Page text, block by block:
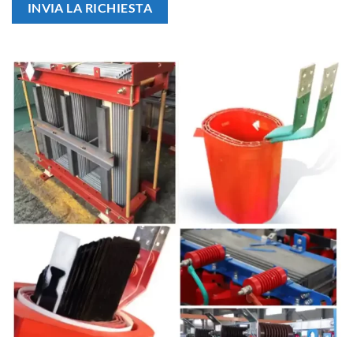
INVIA LA RICHIESTA